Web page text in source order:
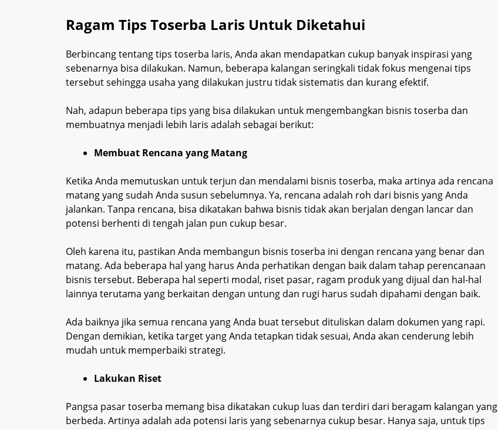
Ragam Tips Toserba Laris Untuk Diketahui
Berbincang tentang tips toserba laris, Anda akan mendapatkan cukup banyak inspirasi yang
sebenarnya bisa dilakukan. Namun, beberapa kalangan seringkali tidak fokus mengenai tips
tersebut sehingga usaha yang dilakukan justru tidak sistematis dan kurang efektif.
Nah, adapun beberapa tips yang bisa dilakukan untuk mengembangkan bisnis toserba dan
membuatnya menjadi lebih laris adalah sebagai berikut:
Membuat Rencana yang Matang
Ketika Anda memutuskan untuk terjun dan mendalami bisnis toserba, maka artinya ada rencana
matang yang sudah Anda susun sebelumnya. Ya, rencana adalah roh dari bisnis yang Anda
jalankan. Tanpa rencana, bisa dikatakan bahwa bisnis tidak akan berjalan dengan lancar dan
potensi berhenti di tengah jalan pun cukup besar.
Oleh karena itu, pastikan Anda membangun bisnis toserba ini dengan rencana yang benar dan
matang. Ada beberapa hal yang harus Anda perhatikan dengan baik dalam tahap perencanaan
bisnis tersebut. Beberapa hal seperti modal, riset pasar, ragam produk yang dijual dan hal-hal
lainnya terutama yang berkaitan dengan untung dan rugi harus sudah dipahami dengan baik.
Ada baiknya jika semua rencana yang Anda buat tersebut dituliskan dalam dokumen yang rapi.
Dengan demikian, ketika target yang Anda tetapkan tidak sesuai, Anda akan cenderung lebih
mudah untuk memperbaiki strategi.
Lakukan Riset
Pangsa pasar toserba memang bisa dikatakan cukup luas dan terdiri dari beragam kalangan yang
berbeda. Artinya adalah ada potensi laris yang sebenarnya cukup besar. Hanya saja, untuk tips